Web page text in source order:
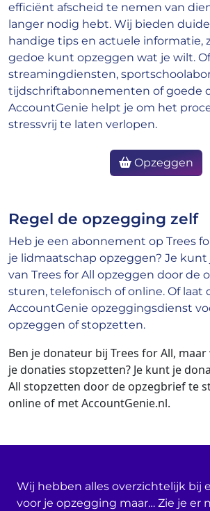
efficiënt afscheid te nemen van
langer nodig hebt. Wij bieden
handige tips en actuele informatie,
gedoe kunt opzeggen wat je wilt.
streamingdiensten,
tijdschriftabonnementen of goede
AccountGenie helpt je om het
stressvrij te laten verlopen.
Opzeggen
Regel de opzegging zelf
Heb je een abonnement op Trees
je lidmaatschap opzeggen? Je
van Trees for All opzeggen door de
sturen, telefonisch of online. Of laat
AccountGenie opzeggingsdienst
opzeggen of stopzetten.
Ben je donateur bij Trees for All, maar
je donaties stopzetten? Je kunt je
All stopzetten door de opzegbrief te
online of met AccountGenie.nl.
Wij hebben alles overzichtelijk bij
voor je opzegging maar… Zie je er